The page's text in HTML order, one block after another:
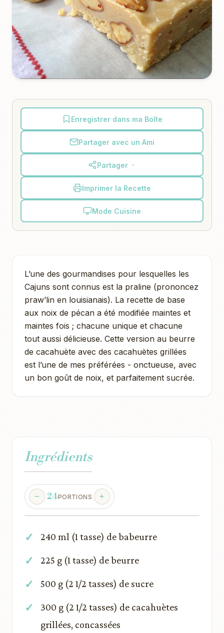
Enregistrer dans ma Boîte
Partager avec un Ami
Partager
Imprimer la Recette
Mode Cuisine
L’une des gourmandises pour lesquelles les
Cajuns sont connus est la praline (prononcez
praw’lin en louisianais). La recette de base
aux noix de pécan a été modifiée maintes et
maintes fois ; chacune unique et chacune
tout aussi délicieuse. Cette version au beurre
de cacahuète avec des cacahuètes grillées
est l’une de mes préférées - onctueuse, avec
un bon goût de noix, et parfaitement sucrée.
Ingrédients
24PORTIONS
240 ml (1 tasse) de babeurre
225 g (1 tasse) de beurre
500 g (2 1/2 tasses) de sucre
300 g (2 1/2 tasses) de cacahuètes
grillées, concassées